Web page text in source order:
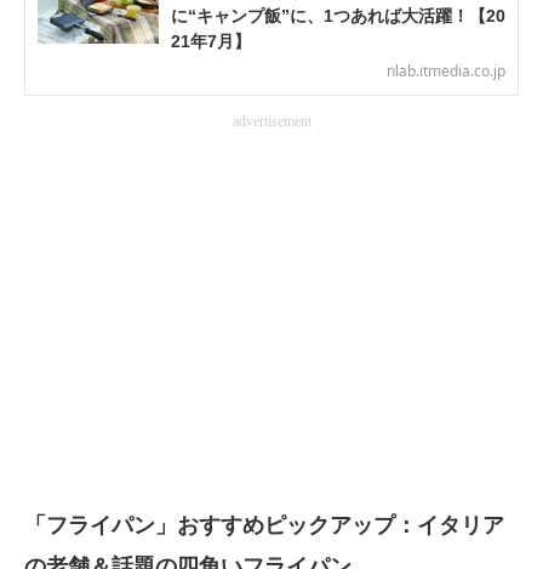
電子設計の基本と応用
に“キャンプ飯”に、1つあれば大活躍！【20
21年7月】
nlab.itmedia.co.jp
advertisement
「フライパン」おすすめピックアップ：イタリア